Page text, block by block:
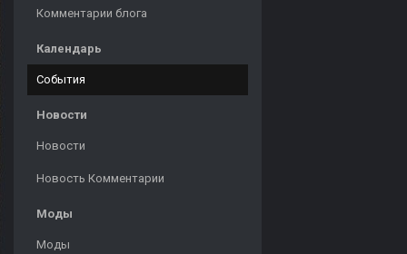
Комментарии блога
Календарь
События
Новости
Новости
Новость Комментарии
Моды
Моды